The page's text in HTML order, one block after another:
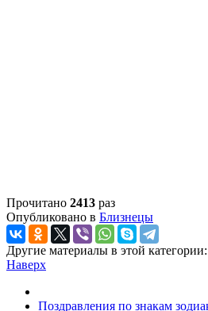
Прочитано 2413 раз
Опубликовано в Близнецы
Другие материалы в этой категории:
Наверх
Поздравления по знакам